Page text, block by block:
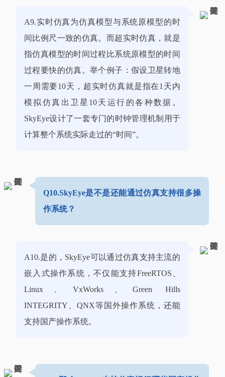
A9.实时仿真为仿真模型与系统原模型的时
间比例尺一致的仿真。而超实时仿真，就是
指仿真模型的时间过程比系统原模型的时间
过程要快的仿真。举个例子：假设卫星转地
一周需要10天，超实时仿真就是指在1天内
模拟仿真出卫星10天运行的各种数据。
SkyEye设计了一套专门的时钟管理机制用于
计算整个系统实际走过的“时间”。
Q10.SkyEye是不是还能通过仿真支持很多操
作系统？
A10.是的，SkyEye可以通过仿真支持主流的
嵌入式操作系统，不仅能支持FreeRTOS、
Linux、VxWorks、Green Hills
INTEGRITY、QNX等国外操作系统，还能
支持国产操作系统。